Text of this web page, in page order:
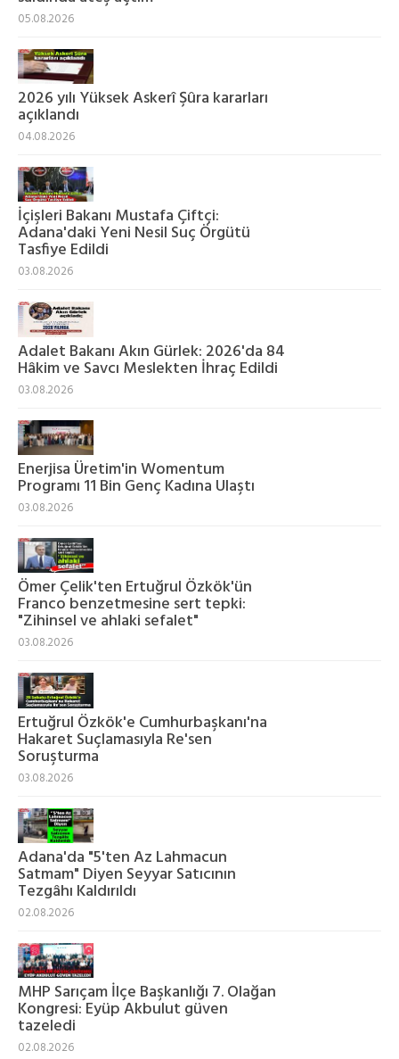
05.08.2026
2026 yılı Yüksek Askerî Şûra kararları
açıklandı
04.08.2026
İçişleri Bakanı Mustafa Çiftçi:
Adana'daki Yeni Nesil Suç Örgütü
Tasfiye Edildi
03.08.2026
Adalet Bakanı Akın Gürlek: 2026'da 84
Hâkim ve Savcı Meslekten İhraç Edildi
03.08.2026
Enerjisa Üretim'in Womentum
Programı 11 Bin Genç Kadına Ulaştı
03.08.2026
Ömer Çelik'ten Ertuğrul Özkök'ün
Franco benzetmesine sert tepki:
"Zihinsel ve ahlaki sefalet"
03.08.2026
Ertuğrul Özkök'e Cumhurbaşkanı'na
Hakaret Suçlamasıyla Re'sen
Soruşturma
03.08.2026
Adana'da "5'ten Az Lahmacun
Satmam" Diyen Seyyar Satıcının
Tezgâhı Kaldırıldı
02.08.2026
MHP Sarıçam İlçe Başkanlığı 7. Olağan
Kongresi: Eyüp Akbulut güven
tazeledi
02.08.2026